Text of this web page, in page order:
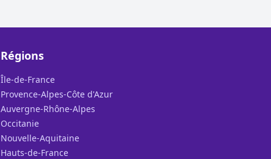
Régions
Île-de-France
Provence-Alpes-Côte d'Azur
Auvergne-Rhône-Alpes
Occitanie
Nouvelle-Aquitaine
Hauts-de-France